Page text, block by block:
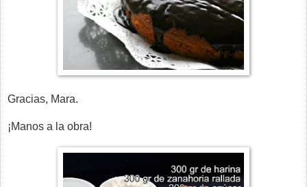
Gracias, Mara.
¡Manos a la obra!